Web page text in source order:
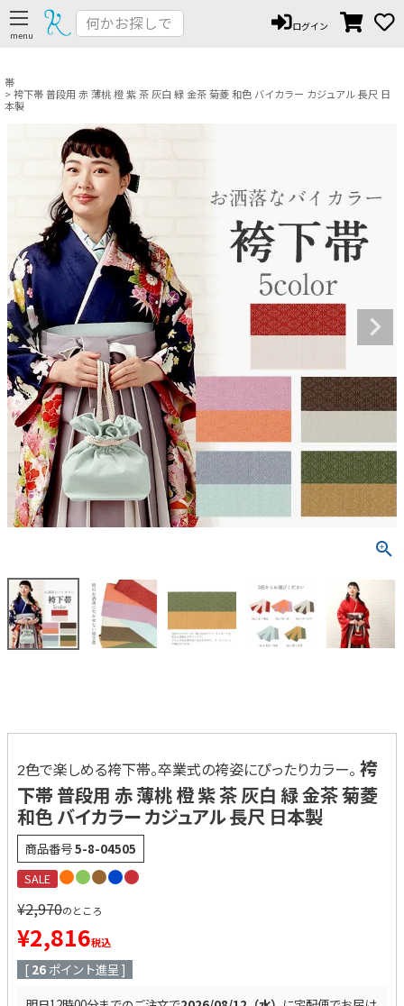
ログイン
帯
袴下帯 普段用 赤 薄桃 橙 紫 茶 灰白 緑 金茶 菊菱 和色 バイカラー カジュアル 長尺 日
本製
2色で楽しめる袴下帯。卒業式の袴姿にぴったりカラー。 袴
下帯 普段用 赤 薄桃 橙 紫 茶 灰白 緑 金茶 菊菱
和色 バイカラー カジュアル 長尺 日本製
商品番号5-8-04505
SALE
¥2,970のところ
¥2,816税込
[ 26 ポイント進呈 ]
ペー
ジト